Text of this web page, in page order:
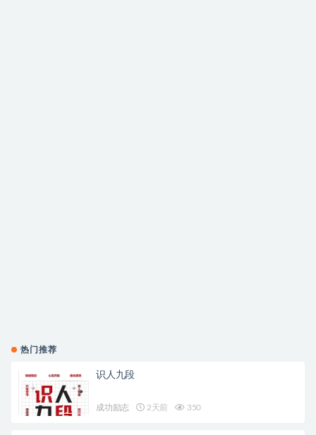
热门推荐
识人九段
成功励志 2天前 350